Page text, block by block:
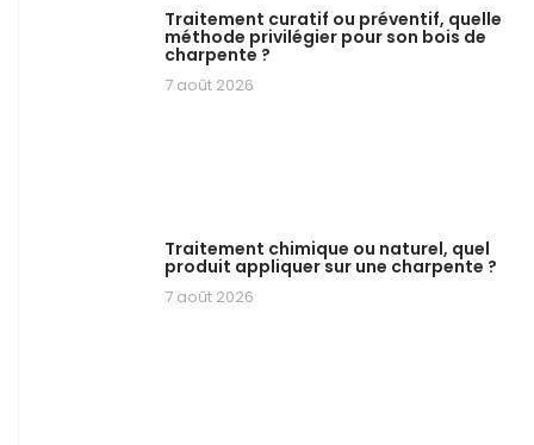
Traitement curatif ou préventif, quelle
méthode privilégier pour son bois de
charpente ?
7 août 2026
Traitement chimique ou naturel, quel
produit appliquer sur une charpente ?
7 août 2026